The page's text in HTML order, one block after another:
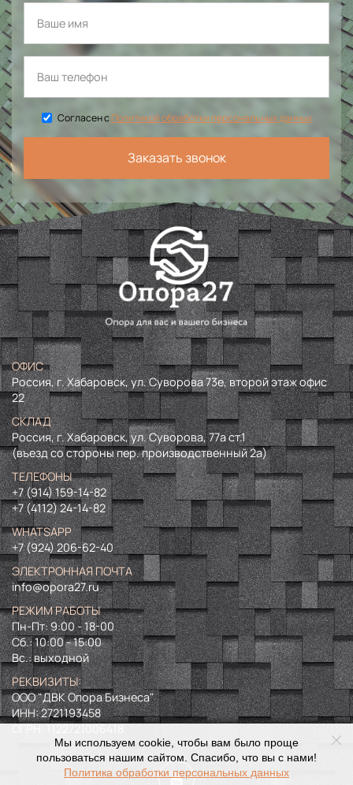
Согласен сПолитикой обработки персональных данных
Заказать звонок
ОФИС
Россия, г. Хабаровск, ул. Суворова 73е, второй этаж офис
22
СКЛАД
Россия, г. Хабаровск, ул. Суворова, 77а ст.1
(въезд со стороны пер. производственный 2а)
ТЕЛЕФОНЫ
+7 (914) 159-14-82
+7 (4112) 24-14-82
WHATSAPP
+7 (924) 206-62-40
ЭЛЕКТРОННАЯ ПОЧТА
info@opora27.ru
РЕЖИМ РАБОТЫ
Пн-Пт: 9:00 - 18-00
Сб.: 10:00 - 15:00
Вс.: выходной
РЕКВИЗИТЫ:
ООО "ДВК Опора Бизнеса"
ИНН:2721193458
ОГРН:1122721006418
Мы используем cookie, чтобы вам было проще
пользоваться нашим сайтом. Спасибо, что вы с нами!
Политика обработки персональных данных